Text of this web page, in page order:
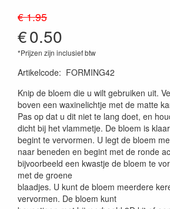
€ 1.95
€0.50
*Prijzen zijn inclusief btw
Artikelcode: FORMING42
Knip de bloem die u wilt gebruiken uit.
boven een waxinelichtje met de matte
Pas op dat u dit niet te lang doet, en
dicht bij het vlammetje. De bloem is
begint te vervormen. U legt de bloem
naar beneden en begint met de ronde
bijvoorbeeld een kwastje de bloem te
met de groene
blaadjes. U kunt de bloem meerdere
vervormen. De bloem kunt